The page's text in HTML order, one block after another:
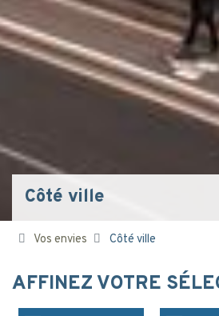
Côté ville
Vos envies Côté ville
AFFINEZ VOTRE